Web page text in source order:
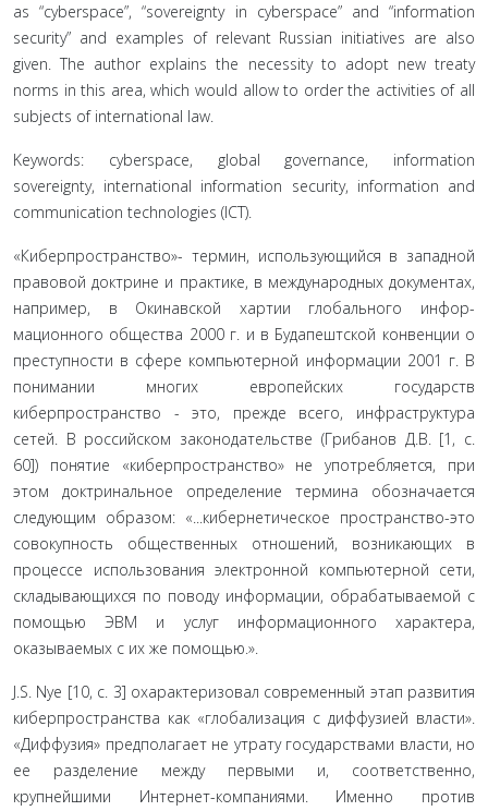
as “cyberspace”, “sovereignty in cyberspace” and “information
security” and examples of relevant Russian initiatives are also
given. The author explains the necessity to adopt new treaty
norms in this area, which would allow to order the activities of all
subjects of international law.
Keywords: cyberspace, global governance, information
sovereignty, international information security, information and
communication technologies (ICT).
«Киберпространство»- термин, использующийся в за­падной
правовой доктрине и практике, в международных до­кументах,
например, в Окинавской хартии глобального инфор­
мационного общества 2000 г. и в Будапештской конвенции о
преступности в сфере компьютерной информации 2001 г. В
по­нимании многих европейских государств
киберпространство - это, прежде всего, инфраструктура
сетей. В российском зако­нодательстве (Грибанов Д.В. [1, с.
60]) понятие «киберпростран­ство» не употребляется, при
этом доктринальное определение термина обозначается
следующим образом: «...кибернетиче­ское пространство-это
совокупность общественных отношений, возникающих в
процессе использования электронной компью­терной сети,
складывающихся по поводу информации, обраба­тываемой с
помощью ЭВМ и услуг информационного характе­ра,
оказываемых с их же помощью.».
J.S. Nye [10, с. 3] охарактеризовал современный этап развития
киберпространства как «глобализация с диффу­зией власти».
«Диффузия» предполагает не утрату государ­ствами власти, но
ее разделение между первыми и, соот­ветственно,
крупнейшими Интернет-компаниями. Именно против